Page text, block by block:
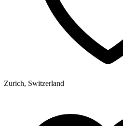
Zurich, Switzerland